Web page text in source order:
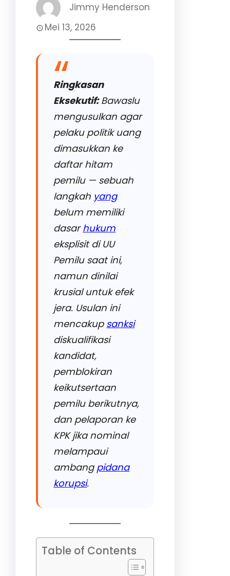
Jimmy Henderson
Mei 13, 2026
Ringkasan
Eksekutif:Bawaslu
mengusulkan agar
pelaku politik uang
dimasukkan ke
daftar hitam
pemilu — sebuah
langkah yang
belum memiliki
dasarhukum
eksplisit di UU
Pemilu saat ini,
namun dinilai
krusial untuk efek
jera. Usulan ini
mencakup sanksi
diskualifikasi
kandidat,
pemblokiran
keikutsertaan
pemilu berikutnya,
dan pelaporan ke
KPK jika nominal
melampaui
ambangpidana
korupsi.
Table of Contents